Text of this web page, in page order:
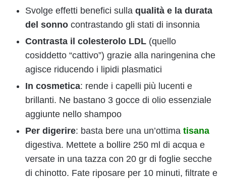
Svolge effetti benefici sulla qualità e la durata
del sonno contrastando gli stati di insonnia
Contrasta il colesterolo LDL (quello
cosiddetto “cattivo”) grazie alla naringenina che
agisce riducendo i lipidi plasmatici
In cosmetica: rende i capelli più lucenti e
brillanti. Ne bastano 3 gocce di olio essenziale
aggiunte nello shampoo
Per digerire: basta bere una un’ottima tisana
digestiva. Mettete a bollire 250 ml di acqua e
versate in una tazza con 20 gr di foglie secche
di chinotto. Fate riposare per 10 minuti, filtrate e